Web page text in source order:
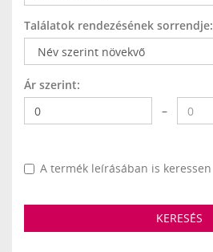
Találatok rendezésének sorrendje:
Ár szerint:
–
A termék leírásában is keressen
KERESÉS